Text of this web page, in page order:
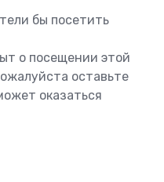
бы посетить
о посещении этой
оставьте
оказаться